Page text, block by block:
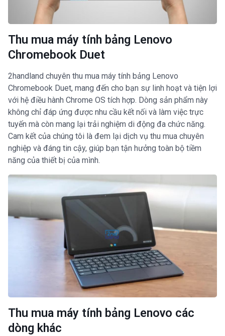
Thu mua máy tính bảng Lenovo
Chromebook Duet
2handland chuyên thu mua máy tính bảng Lenovo
Chromebook Duet, mang đến cho bạn sự linh hoạt và tiện lợi
với hệ điều hành Chrome OS tích hợp. Dòng sản phẩm này
không chỉ đáp ứng được nhu cầu kết nối và làm việc trực
tuyến mà còn mang lại trải nghiệm di động đa chức năng.
Cam kết của chúng tôi là đem lại dịch vụ thu mua chuyên
nghiệp và đáng tin cậy, giúp bạn tận hưởng toàn bộ tiềm
năng của thiết bị của mình.
Thu mua máy tính bảng Lenovo các
dòng khác